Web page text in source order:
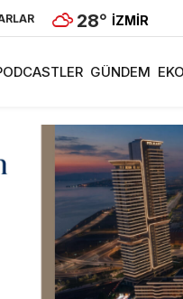
28° İZMIR
GÜNDEM